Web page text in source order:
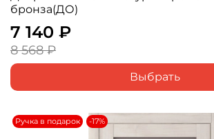
бронза(ДО)
7 140 ₽
8 568 ₽
Выбрать
Ручка в подарок -17%